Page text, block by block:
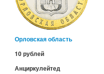
Орловская область
10 рублей
Анциркулейтед